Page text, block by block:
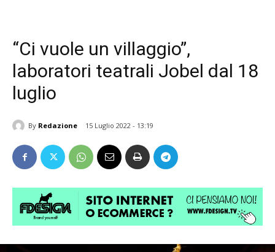
“Ci vuole un villaggio”,
laboratori teatrali Jobel dal 18
luglio
By Redazione 15 Luglio 2022 - 13:19